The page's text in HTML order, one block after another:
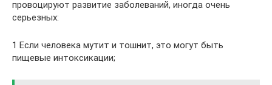
провоцируют развитие заболеваний, иногда очень
серьезных:
1 Если человека мутит и тошнит, это могут быть
пищевые интоксикации;